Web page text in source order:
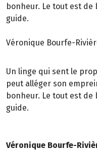
bonheur. Le tout est de
guide.
Véronique Bourfe-
Un linge qui sent le
peut alléger son
bonheur. Le tout est de
guide.
Véronique Bourfe-